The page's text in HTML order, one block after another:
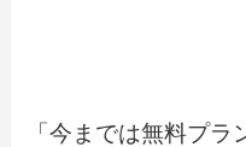
「今までは無料プラ